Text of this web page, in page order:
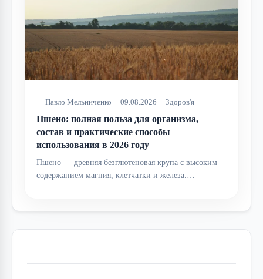
Павло Мельниченко 09.08.2026 Здоров'я
Пшено: полная польза для организма,
состав и практические способы
использования в 2026 году
Пшено — древняя безглютеновая крупа с высоким
содержанием магния, клетчатки и железа.…